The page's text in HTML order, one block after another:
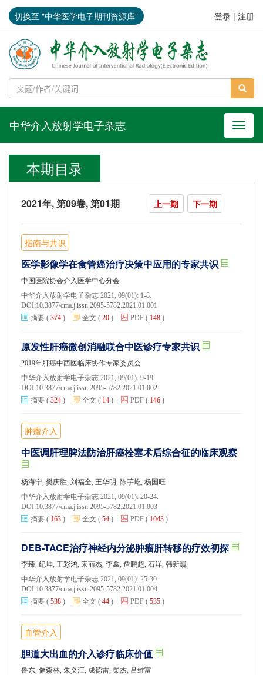
切换至 "中华医学电子期刊资源库" 登录 | 注册
导航
中华介入放射学电子杂志
本期目录
2021年, 第09卷, 第01期 上一期 下一期
指南与共识
医学影像学在食管癌治疗决策中应用的专家共识
中国医院协会介入医学中心分会
中华介入放射学电子杂志 2021, 09(01): 1-8.
DOI:10.3877/cma.j.issn.2095-5782.2021.01.001
摘要 ( 374 ) 全文 ( 20 ) PDF ( 148 )
原发性肝癌微创消融联合中医诊疗专家共识
2019年肝癌中西医临床协作专家委员会
中华介入放射学电子杂志 2021, 09(01): 9-19.
DOI:10.3877/cma.j.issn.2095-5782.2021.01.002
摘要 ( 324 ) 全文 ( 14 ) PDF ( 146 )
肿瘤介入
中医调肝理脾法防治肝癌栓塞术后综合征的临床观察
杨海宁, 樊庆胜, 刘福全, 王华明, 陈芋屹, 杨国旺
中华介入放射学电子杂志 2021, 09(01): 20-24.
DOI:10.3877/cma.j.issn.2095-5782.2021.01.003
摘要 ( 163 ) 全文 ( 54 ) PDF ( 1043 )
DEB-TACE治疗神经内分泌肿瘤肝转移的疗效初探
李臻, 纪坤, 王彩鸿, 宋丽杰, 李鑫, 詹鹏超, 石洋, 韩新巍
中华介入放射学电子杂志 2021, 09(01): 25-30.
DOI:10.3877/cma.j.issn.2095-5782.2021.01.004
摘要 ( 538 ) 全文 ( 44 ) PDF ( 535 )
血管介入
胆道大出血的介入诊疗临床价值
鲁东, 储森林, 朱义江, 成德雷, 柴杰, 吕维富